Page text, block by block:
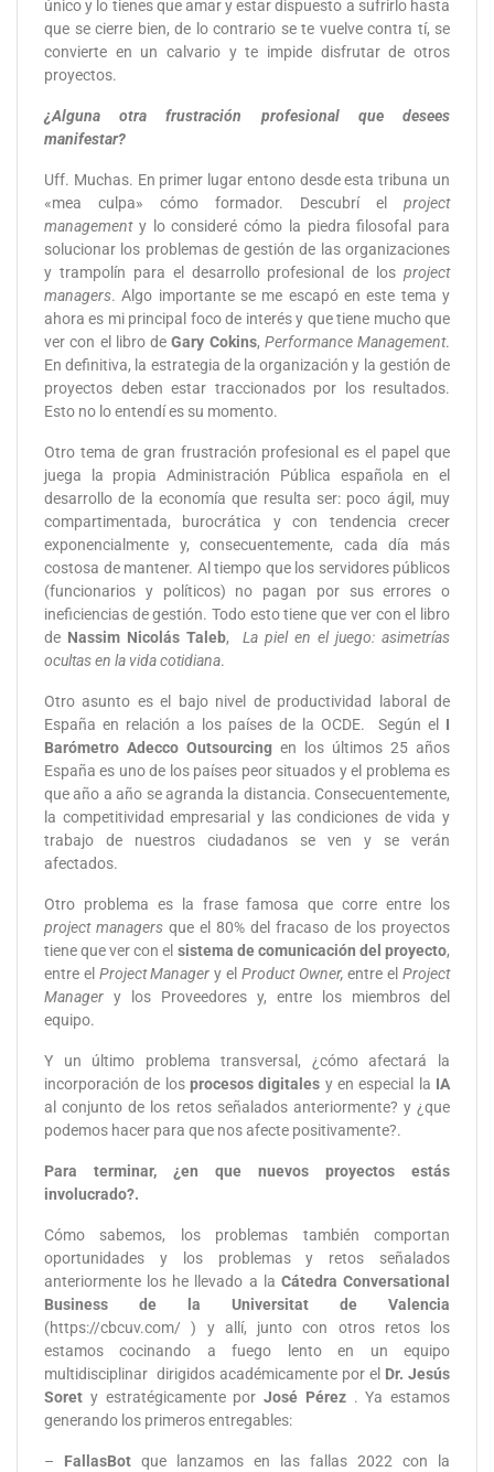
único y lo tienes que amar y estar dispuesto a sufrirlo hasta
que se cierre bien, de lo contrario se te vuelve contra tí, se
convierte en un calvario y te impide disfrutar de otros
proyectos.
¿Alguna otra frustración profesional que desees
manifestar?
Uff. Muchas. En primer lugar entono desde esta tribuna un
«mea culpa» cómo formador. Descubrí el project
managementy lo consideré cómo la piedra filosofal para
solucionar los problemas de gestión de las organizaciones
y trampolín para el desarrollo profesional de los project
managers. Algo importante se me escapó en este tema y
ahora es mi principal foco de interés y que tiene mucho que
ver con el libro deGary Cokins, Performance Management.
En definitiva, la estrategia de la organización y la gestión de
proyectos deben estar traccionados por los resultados.
Esto no lo entendí es su momento.
Otro tema de gran frustración profesional es el papel que
juega la propia Administración Pública española en el
desarrollo de la economía que resulta ser: poco ágil, muy
compartimentada, burocrática y con tendencia crecer
exponencialmente y, consecuentemente, cada día más
costosa de mantener. Al tiempo que los servidores públicos
(funcionarios y políticos) no pagan por sus errores o
ineficiencias de gestión. Todo esto tiene que ver con el libro
de Nassim Nicolás Taleb, La piel en el juego: asimetrías
ocultas en la vida cotidiana.
Otro asunto es el bajo nivel de productividad laboral de
España en relación a los países de la OCDE. Según el I
Barómetro Adecco Outsourcing en los últimos 25 años
España es uno de los países peor situados y el problema es
que año a año se agranda la distancia. Consecuentemente,
la competitividad empresarial y las condiciones de vida y
trabajo de nuestros ciudadanos se ven y se verán
afectados.
Otro problema es la frase famosa que corre entre los
project managers que el 80% del fracaso de los proyectos
tiene que ver con el sistema de comunicación del proyecto,
entre el Project Manager y el Product Owner, entre elProject
Manager y los Proveedores y, entre los miembros del
equipo.
Y un último problema transversal, ¿cómo afectará la
incorporación de los procesos digitales y en especial la IA
al conjunto de los retos señalados anteriormente? y ¿que
podemos hacer para que nos afecte positivamente?.
Para terminar, ¿en que nuevos proyectos estás
involucrado?.
Cómo sabemos, los problemas también comportan
oportunidades y los problemas y retos señalados
anteriormente los he llevado a la Cátedra Conversational
Business de la Universitat de Valencia
(https://cbcuv.com/ ) y allí, junto con otros retos los
estamos cocinando a fuego lento en un equipo
multidisciplinar dirigidos académicamente por el Dr. Jesús
Soret y estratégicamente por José Pérez . Ya estamos
generando los primeros entregables:
– FallasBot que lanzamos en las fallas 2022 con la